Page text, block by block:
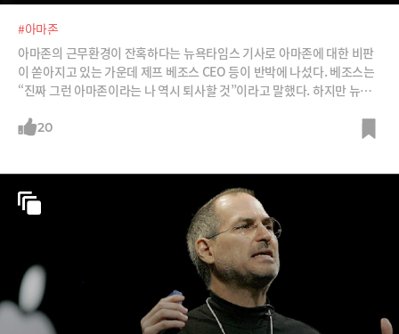
#아마존
아마존의 근무환경이 잔혹하다는 뉴욕타임스 기사로 아마존에 대한 비판
이 쏟아지고 있는 가운데 제프 베조스 CEO 등이 반박에 나섰다. 베조스는
“진짜 그런 아마존이라는 나 역시 퇴사할 것”이라고 말했다. 하지만 뉴욕
20